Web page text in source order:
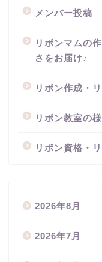
メンバー投稿
リボンマムの
さをお届け♪
リボン作成・
リボン教室の
リボン資格・
2026年8月
2026年7月